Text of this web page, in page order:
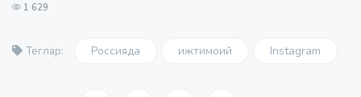
1 629
Теглар: Россияда ижтимоий Instagram